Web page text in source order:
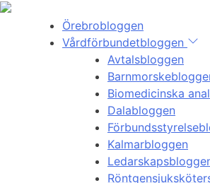
Örebrobloggen
Vårdförbundetbloggen
Avtalsbloggen
Biomedicinska
Dalabloggen
Kalmarbloggen